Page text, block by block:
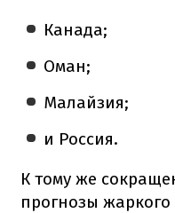
Канада;
Оман;
Малайзия;
и Россия.
К тому же
прогнозы жаркого